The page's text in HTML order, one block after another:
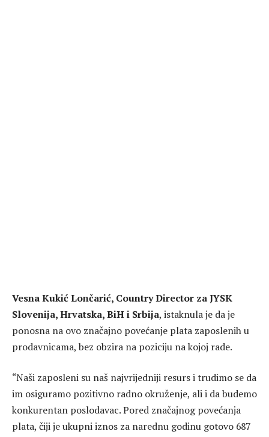
Vesna Kukić Lončarić, Country Director za JYSK
Slovenija, Hrvatska, BiH i Srbija, istaknula je da je
ponosna na ovo značajno povećanje plata zaposlenih u
prodavnicama, bez obzira na poziciju na kojoj rade.
“Naši zaposleni su naš najvrijedniji resurs i trudimo se da
im osiguramo pozitivno radno okruženje, ali i da budemo
konkurentan poslodavac. Pored značajnog povećanja
plata, čiji je ukupni iznos za narednu godinu gotovo 687